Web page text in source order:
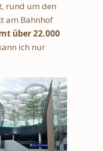
rund um den
am Bahnhof
über 22.000
ich nur